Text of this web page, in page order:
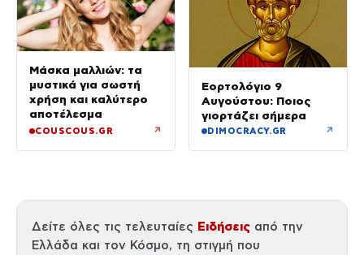
Μάσκα μαλλιών: τα
μυστικά για σωστή
χρήση και καλύτερο
αποτέλεσμα
COUSCOUS.GR ↗
Εορτολόγιο 9
Αυγούστου: Ποιος
γιορτάζει σήμερα
DIMOCRACY.GR ↗
Δείτε όλες τις τελευταίες Ειδήσεις από την
Ελλάδα και τον Κόσμο, τη στιγμή που